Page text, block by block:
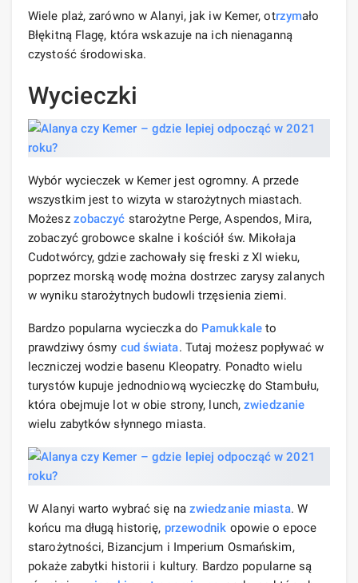
Wiele plaż, zarówno w Alanyi, jak iw Kemer, otrzymało
Błękitną Flagę, która wskazuje na ich nienaganną
czystość środowiska.
Wycieczki
Wybór wycieczek w Kemer jest ogromny. A przede
wszystkim jest to wizyta w starożytnych miastach.
Możesz zobaczyć starożytne Perge, Aspendos, Mira,
zobaczyć grobowce skalne i kościół św. Mikołaja
Cudotwórcy, gdzie zachowały się freski z XI wieku,
poprzez morską wodę można dostrzec zarysy zalanych
w wyniku starożytnych budowli trzęsienia ziemi.
Bardzo popularna wycieczka do Pamukkaleto
prawdziwy ósmy cud świata. Tutaj możesz popływać w
leczniczej wodzie basenu Kleopatry. Ponadto wielu
turystów kupuje jednodniową wycieczkę do Stambułu,
która obejmuje lot w obie strony, lunch,zwiedzanie
wielu zabytków słynnego miasta.
W Alanyi warto wybrać się na zwiedzanie miasta. W
końcu ma długą historię, przewodnik opowie o epoce
starożytności, Bizancjum i Imperium Osmańskim,
pokaże zabytki historii i kultury. Bardzo popularne są